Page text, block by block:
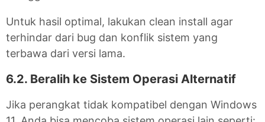
Untuk hasil optimal, lakukan clean install agar
terhindar dari bug dan konflik sistem yang
terbawa dari versi lama.
6.2. Beralih ke Sistem Operasi Alternatif
Jika perangkat tidak kompatibel dengan Windows